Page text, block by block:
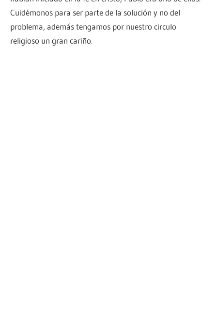
Cuidémonos para ser parte de la solución y no del
problema, además tengamos por nuestro circulo
religioso un gran cariño.